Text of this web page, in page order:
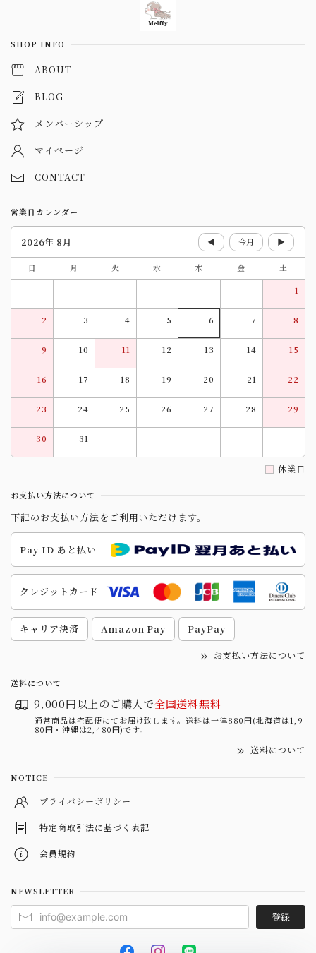
SHOP INFO
ABOUT
BLOG
メンバーシップ
マイページ
CONTACT
営業日カレンダー
2026年 8月 ◀ 今月 ▶
日 月 火 水 木 金
土
1
2 3 4 5 6 7 8
9 10 11 12 13 14 15
16 17 18 19 20 21 22
23 24 25 26 27 28 29
30 31
休業日
お支払い方法について
下記のお支払い方法をご利用いただけます。
Pay ID あと払い
クレジットカード
キャリア決済 Amazon Pay PayPay
お支払い方法について
送料について
9,000円以上のご購入で全国送料無料
通常商品は宅配便にてお届け致します。送料は一律880円(北海道は1,9
80円・沖縄は2,480円)です。
送料について
NOTICE
プライバシーポリシー
特定商取引法に基づく表記
会員規約
NEWSLETTER
登録